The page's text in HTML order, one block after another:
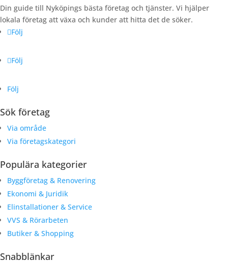
Din guide till Nyköpings bästa företag och tjänster. Vi hjälper
lokala företag att växa och kunder att hitta det de söker.
Följ
Följ
Följ
Sök företag
Via område
Via företagskategori
Populära kategorier
Byggföretag & Renovering
Ekonomi & Juridik
Elinstallationer & Service
VVS & Rörarbeten
Butiker & Shopping
Snabblänkar